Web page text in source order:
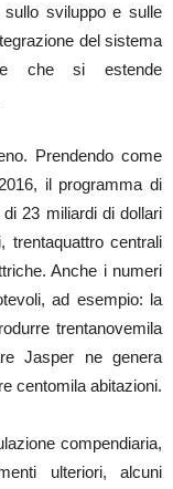
sullo sviluppo e sulle
del sistema
che si estende
Prendendo come
il programma di
23 miliardi di dollari
trentaquattro centrali
Anche i numeri
ad esempio: la
trentanovemila
Jasper ne genera
centomila abitazioni.
compendiaria,
ulteriori, alcuni